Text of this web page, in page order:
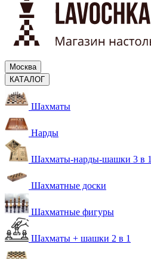
Москва
КАТАЛОГ
Шахматы
Нарды
Шахматы-нарды-шашки 3 в 1
Шахматные доски
Шахматные фигуры
Шахматы + шашки 2 в 1